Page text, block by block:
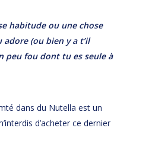
habitude ou une chose
(ou bien y a t’il
peu fou dont tu es seule à
dans du Nutella est un
d’acheter ce dernier